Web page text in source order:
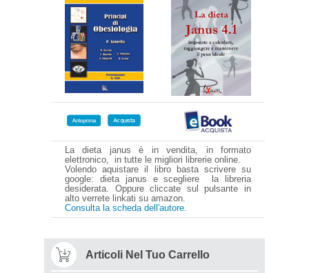
La dieta janus è in vendita, in formato
elettronico, in tutte le migliori librerie online.
Volendo aquistare il libro basta scrivere su
google: dieta janus e scegliere la libreria
desiderata. Oppure cliccate sul pulsante in
alto verrete linkati su amazon.
Consulta la scheda dell'autore.
Articoli Nel Tuo Carrello